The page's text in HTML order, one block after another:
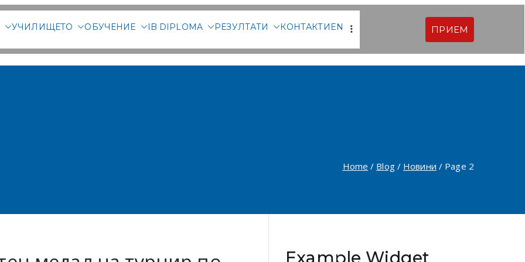
гимназия Златарски |
училище в София
УЧИЛИЩЕТО ОБУЧЕНИЕ IB DIPLOMA РЕЗУЛТАТИ КОНТАКТИEN ПРИЕМ
Home Blog Новини Page 2
Example Widget